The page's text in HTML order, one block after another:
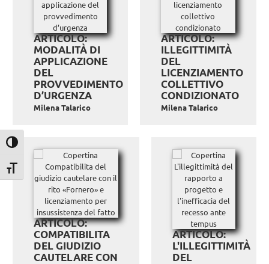
Attiva/disattiva alto contrasto
Attiva/disattiva dimensione testo
ARTICOLO:
MODALITÀ DI
APPLICAZIONE
DEL
PROVVEDIMENTO
D’URGENZA
Milena Talarico
ARTICOLO:
ILLEGITTIMITÀ
DEL
LICENZIAMENTO
COLLETTIVO
CONDIZIONATO
Milena Talarico
ARTICOLO:
COMPATIBILITA
DEL GIUDIZIO
CAUTELARE CON
ARTICOLO:
L'ILLEGITTIMITÀ
DEL